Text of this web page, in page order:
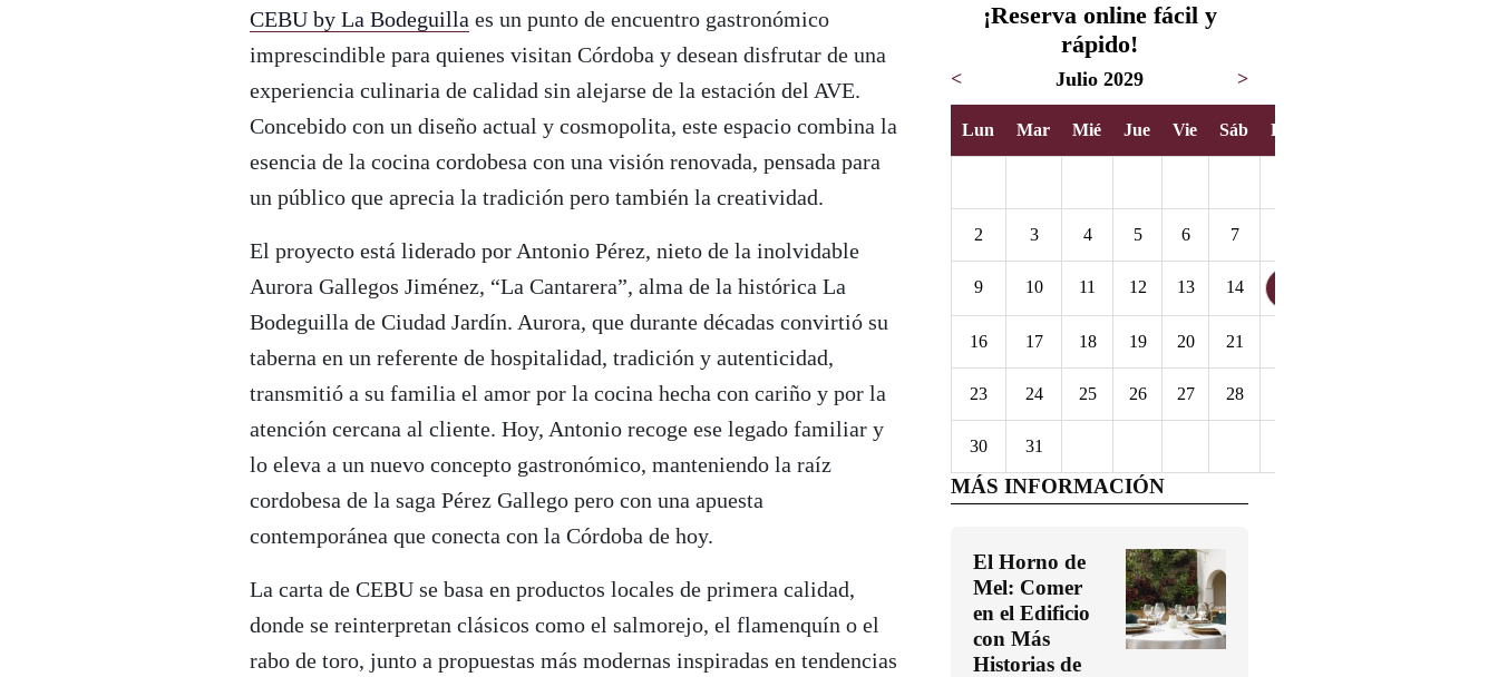
CEBU by La Bodeguilla es un punto de encuentro gastronómico
imprescindible para quienes visitan Córdoba y desean disfrutar de una
experiencia culinaria de calidad sin alejarse de la estación del AVE.
Concebido con un diseño actual y cosmopolita, este espacio combina la
esencia de la cocina cordobesa con una visión renovada, pensada para
un público que aprecia la tradición pero también la creatividad.
El proyecto está liderado por Antonio Pérez, nieto de la inolvidable
Aurora Gallegos Jiménez, “La Cantarera”, alma de la histórica La
Bodeguilla de Ciudad Jardín. Aurora, que durante décadas convirtió su
taberna en un referente de hospitalidad, tradición y autenticidad,
transmitió a su familia el amor por la cocina hecha con cariño y por la
atención cercana al cliente. Hoy, Antonio recoge ese legado familiar y
lo eleva a un nuevo concepto gastronómico, manteniendo la raíz
cordobesa de la saga Pérez Gallego pero con una apuesta
contemporánea que conecta con la Córdoba de hoy.
La carta de CEBU se basa en productos locales de primera calidad,
donde se reinterpretan clásicos como el salmorejo, el flamenquín o el
rabo de toro, junto a propuestas más modernas inspiradas en tendencias
¡Reserva online fácil y
rápido!
< Julio 2029 >
Lun Mar Mié Jue Vie Sáb Dom
2 3 4 5 6 7
9 10 11 12 13 14
16 17 18 19 20 21
23 24 25 26 27 28
30 31
MÁS INFORMACIÓN
El Horno de
Mel: Comer
en el Edificio
con Más
Historias de